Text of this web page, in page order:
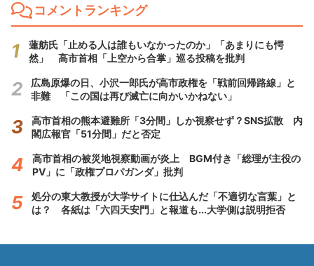
コメントランキング
蓮舫氏「止める人は誰もいなかったのか」「あまりにも愕
然」 高市首相「上空から合掌」巡る投稿を批判
広島原爆の日、小沢一郎氏が高市政権を「戦前回帰路線」と
非難 「この国は再び滅亡に向かいかねない」
高市首相の熊本避難所「3分間」しか視察せず？SNS拡散 内
閣広報官「51分間」だと否定
高市首相の被災地視察動画が炎上 BGM付き「総理が主役の
PV」に「政権プロパガンダ」批判
処分の東大教授が大学サイトに仕込んだ「不適切な言葉」と
は？ 各紙は「六四天安門」と報道も...大学側は説明拒否